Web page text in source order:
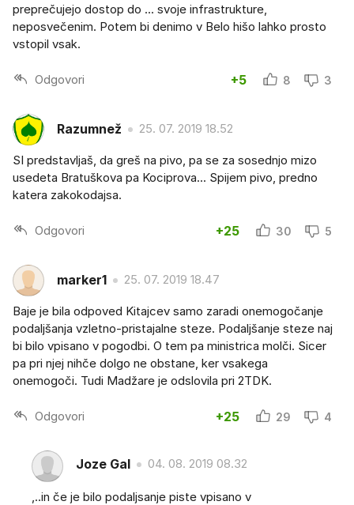
preprečujejo dostop do ... svoje infrastrukture,
neposvečenim. Potem bi denimo v Belo hišo lahko prosto
vstopil vsak.
Odgovori +5 8 3
Razumnež 25. 07. 2019 18.52
SI predstavljaš, da greš na pivo, pa se za sosednjo mizo
usedeta Bratuškova pa Kociprova... Spijem pivo, predno
katera zakokodajsa.
Odgovori +25 30 5
marker1 25. 07. 2019 18.47
Baje je bila odpoved Kitajcev samo zaradi onemogočanje
podaljšanja vzletno-pristajalne steze. Podaljšanje steze naj
bi bilo vpisano v pogodbi. O tem pa ministrica molči. Sicer
pa pri njej nihče dolgo ne obstane, ker vsakega
onemogoči. Tudi Madžare je odslovila pri 2TDK.
Odgovori +25 29 4
Joze Gal 04. 08. 2019 08.32
,..in če je bilo podaljsanje piste vpisano v